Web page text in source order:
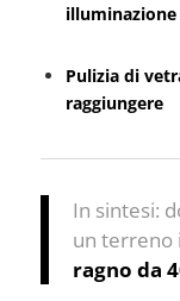
illuminazione
Pulizia di
raggiungere
In sintesi:
un terreno
ragno da